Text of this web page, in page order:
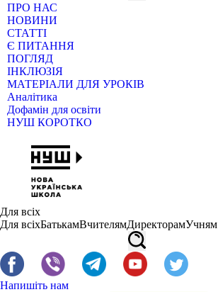
ПРО НАС
НОВИНИ
СТАТТІ
Є ПИТАННЯ
ПОГЛЯД
ІНКЛЮЗІЯ
МАТЕРІАЛИ ДЛЯ УРОКІВ
Аналітика
Дофамін для освіти
НУШ КОРОТКО
Для всіх
Для всіхБатькамВчителямДиректорамУчням
Напишіть нам